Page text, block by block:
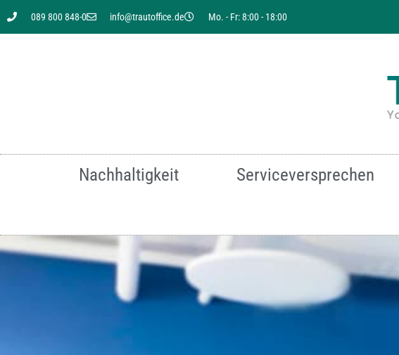
089 800 848-0 info@trautoffice.de Mo. - Fr: 8:00 - 18:00
Nachhaltigkeit Serviceversprechen
Sie suchen nach einer
Für mehr Informationen zur
Oder